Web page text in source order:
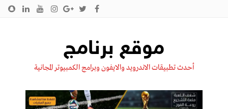
موقع برنامج
أحدث تطبيقات الاندرويد والايفون وبرامج الكمبيوتر المجانية